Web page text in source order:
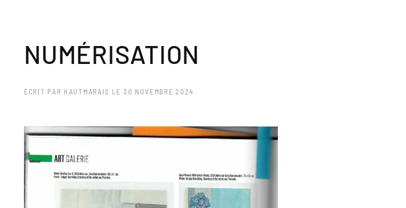
NUMÉRISATION
ÉCRIT PAR HAUTMARAIS LE 30 NOVEMBRE 2024 .